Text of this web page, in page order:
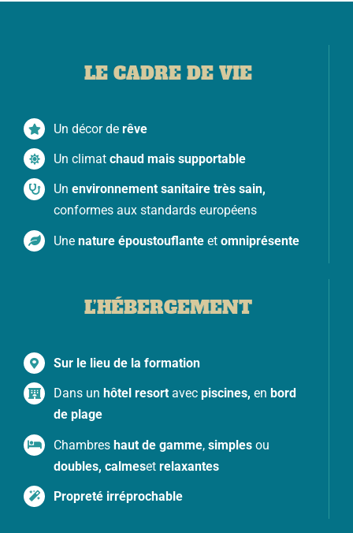
LE CADRE DE VIE
Un décor derêve
Un climatchaud mais supportable
Un environnement sanitaire très sain,
conformes aux standards européens
Unenature époustouflante etomniprésente
L’HÉBERGEMENT
Sur le lieu de la formation
Dans un hôtel resort avec piscines, en bord
de plage
Chambreshaut de gamme,simples ou
doubles, calmesetrelaxantes
Propreté irréprochable